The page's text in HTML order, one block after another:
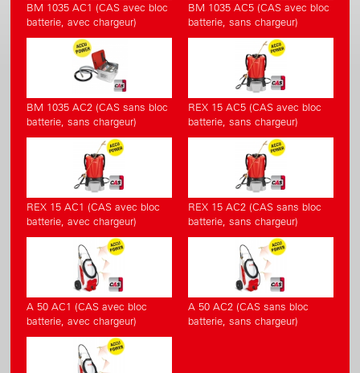
BM 1035 AC1 (CAS avec bloc
batterie, avec chargeur)
BM 1035 AC5 (CAS avec bloc
batterie, sans chargeur)
BM 1035 AC2 (CAS sans bloc
batterie, sans chargeur)
REX 15 AC5 (CAS avec bloc
batterie, sans chargeur)
REX 15 AC1 (CAS avec bloc
batterie, avec chargeur)
REX 15 AC2 (CAS sans bloc
batterie, sans chargeur)
A 50 AC1 (CAS avec bloc
batterie, avec chargeur)
A 50 AC2 (CAS sans bloc
batterie, sans chargeur)